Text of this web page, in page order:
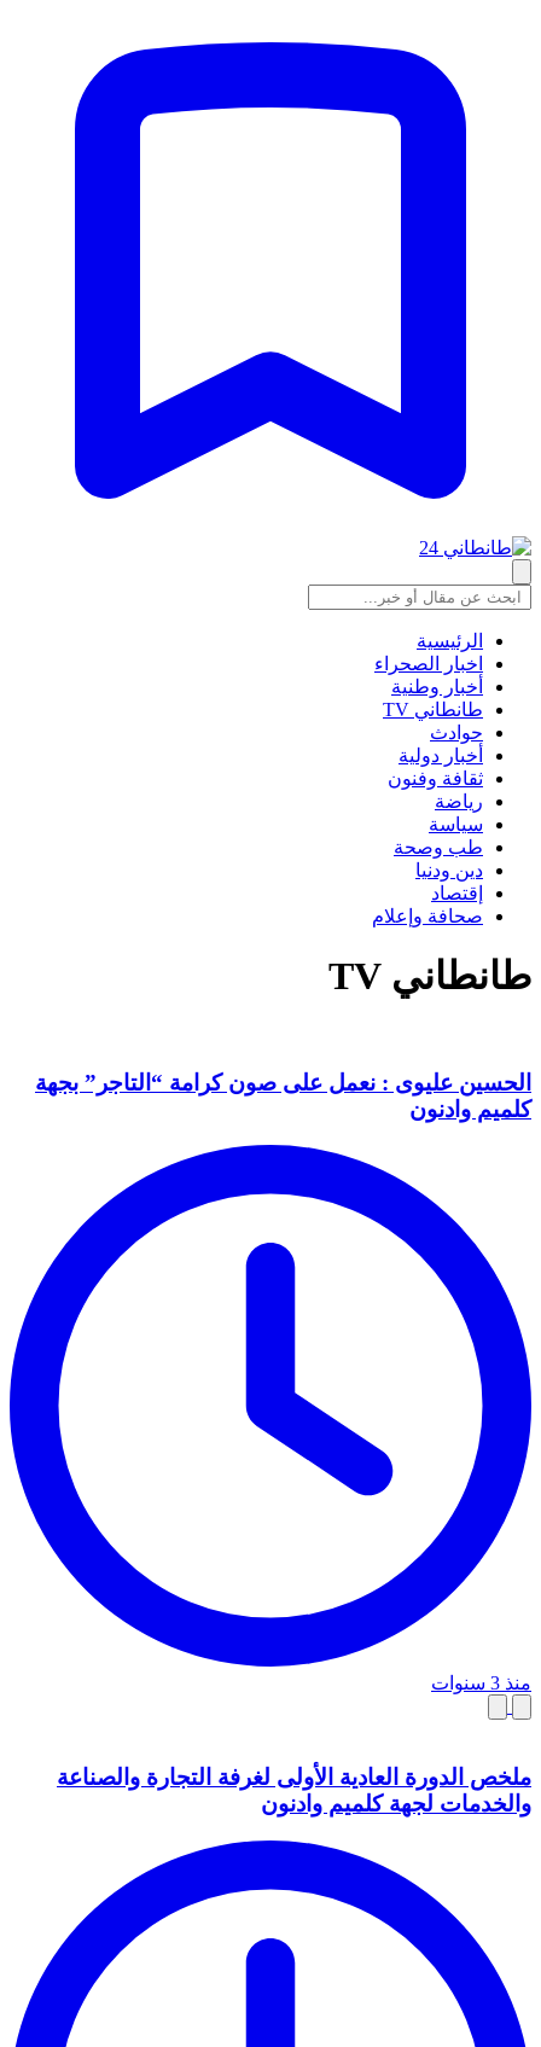
الرئيسية
اخبار الصحراء
أخبار وطنية
طانطاني TV
حوادث
أخبار دولية
ثقافة وفنون
رياضة
سياسة
طب وصحة
دين ودنيا
إقتصاد
صحافة وإعلام
طانطاني TV
الحسين عليوى : نعمل على صون كرامة “التاجر” بجهة
كلميم وادنون
منذ 3 سنوات
ملخص الدورة العادية الأولى لغرفة التجارة والصناعة
والخدمات لجهة كلميم وادنون